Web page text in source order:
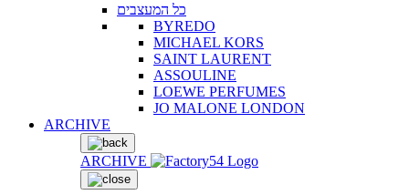
כל המעצבים
BYREDO
MICHAEL KORS
SAINT LAURENT
ASSOULINE
LOEWE PERFUMES
JO MALONE LONDON
ARCHIVE
ARCHIVE